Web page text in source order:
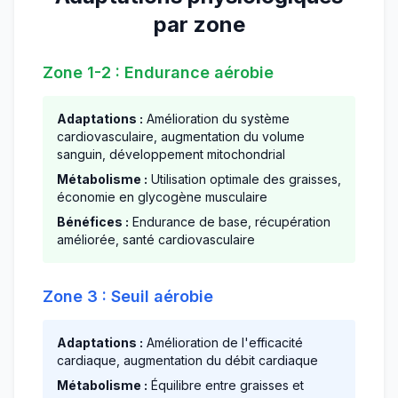
par zone
Zone 1-2 : Endurance aérobie
Adaptations : Amélioration du système
cardiovasculaire, augmentation du volume
sanguin, développement mitochondrial
Métabolisme : Utilisation optimale des graisses,
économie en glycogène musculaire
Bénéfices : Endurance de base, récupération
améliorée, santé cardiovasculaire
Zone 3 : Seuil aérobie
Adaptations : Amélioration de l'efficacité
cardiaque, augmentation du débit cardiaque
Métabolisme : Équilibre entre graisses et